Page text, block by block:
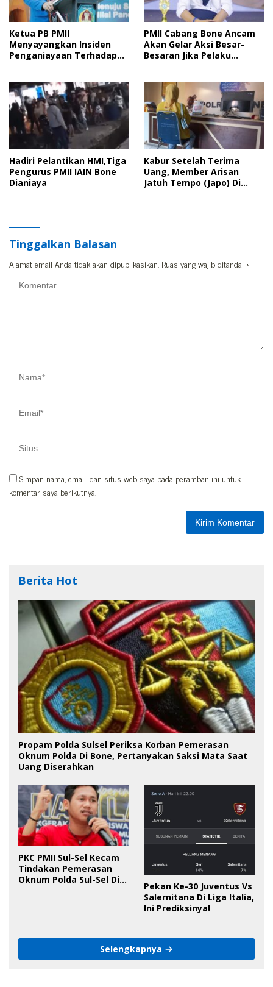
Ketua PB PMII
Menyayangkan Insiden
Penganiayaan Terhadap
PMII Cabang Bone Ancam
Akan Gelar Aksi Besar-
Besaran Jika Pelaku
Hadiri Pelantikan HMI,Tiga
Pengurus PMII IAIN Bone
Dianiaya
Kabur Setelah Terima
Uang, Member Arisan
Jatuh Tempo (Japo) Di
Tinggalkan Balasan
Alamat email Anda tidak akan dipublikasikan. Ruas yang wajib ditandai *
Simpan nama, email, dan situs web saya pada peramban ini untuk
komentar saya berikutnya.
Berita Hot
Propam Polda Sulsel Periksa Korban Pemerasan
Oknum Polda Di Bone, Pertanyakan Saksi Mata Saat
Uang Diserahkan
PKC PMII Sul-Sel Kecam
Tindakan Pemerasan
Oknum Polda Sul-Sel Di
Pekan Ke-30 Juventus Vs
Salernitana Di Liga Italia,
Ini Prediksinya!
Selengkapnya